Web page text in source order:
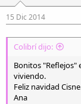
15 Dic 2014
Colibrí dijo:
Bonitos "Reflejos"
viviendo.
Feliz navidad
Ana